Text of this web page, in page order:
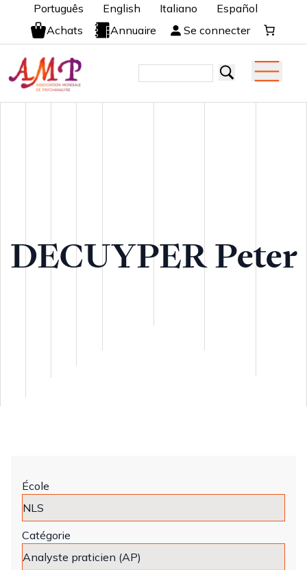
Português English Italiano
Español
Achats
Annuaire Se connecter
DECUYPER Peter
École
Catégorie